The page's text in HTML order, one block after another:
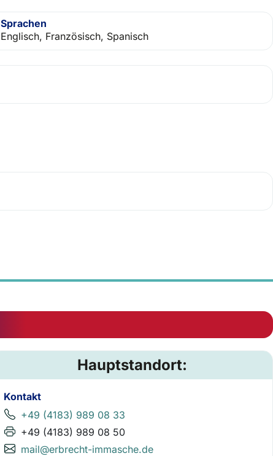
Sprachen
Englisch, Französisch, Spanisch
Hauptstandort:
Kontakt
+49 (4183) 989 08 33
+49 (4183) 989 08 50
mail@erbrecht-immasche.de